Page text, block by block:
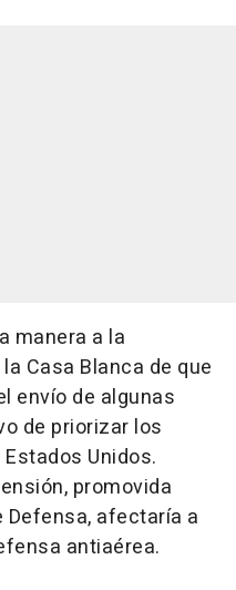
manera a la
Casa Blanca de que
envío de algunas
de priorizar los
Unidos.
promovida
Defensa, afectaría a
antiaérea.